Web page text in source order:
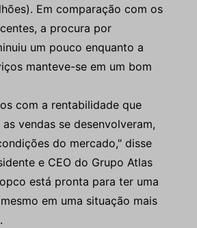
Em comparação com os
a procura por
um pouco enquanto a
manteve-se em um bom
com a rentabilidade que
vendas se desenvolveram,
do mercado," disse
e CEO do Grupo Atlas
está pronta para ter uma
em uma situação mais